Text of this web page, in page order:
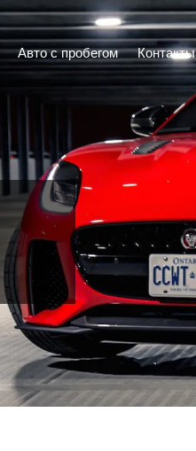
Авто с пробегом Контакты